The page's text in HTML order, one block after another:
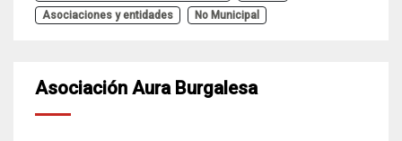
Asociaciones y entidades
No Municipal
Asociación Aura Burgalesa